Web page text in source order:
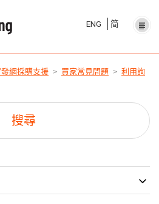
ENG 简
網採購支援 買家常見問題
利用詢